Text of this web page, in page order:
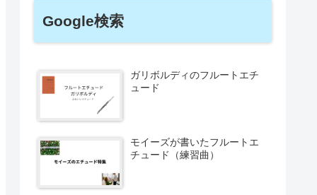
Google検索
ガリボルディのフルートエチ
ュード
モイーズが書いたフルートエ
チュード（練習曲）